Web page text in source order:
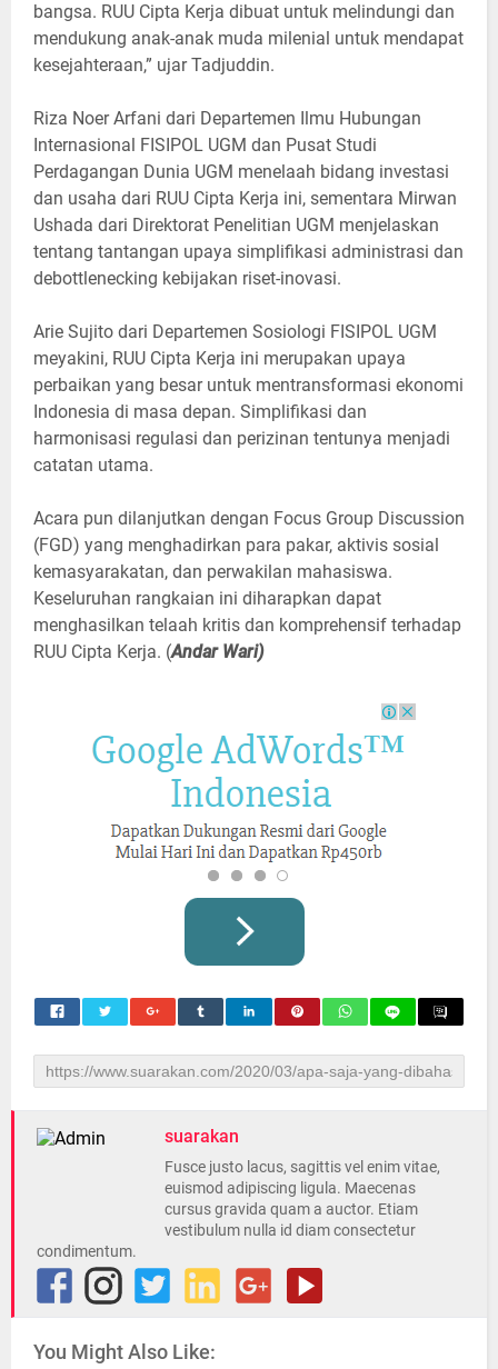
bangsa. RUU Cipta Kerja dibuat untuk melindungi dan
mendukung anak-anak muda milenial untuk mendapat
kesejahteraan,” ujar Tadjuddin.
Riza Noer Arfani dari Departemen Ilmu Hubungan
Internasional FISIPOL UGM dan Pusat Studi
Perdagangan Dunia UGM menelaah bidang investasi
dan usaha dari RUU Cipta Kerja ini, sementara Mirwan
Ushada dari Direktorat Penelitian UGM menjelaskan
tentang tantangan upaya simplifikasi administrasi dan
debottlenecking kebijakan riset-inovasi.
Arie Sujito dari Departemen Sosiologi FISIPOL UGM
meyakini, RUU Cipta Kerja ini merupakan upaya
perbaikan yang besar untuk mentransformasi ekonomi
Indonesia di masa depan. Simplifikasi dan
harmonisasi regulasi dan perizinan tentunya menjadi
catatan utama.
Acara pun dilanjutkan dengan Focus Group Discussion
(FGD) yang menghadirkan para pakar, aktivis sosial
kemasyarakatan, dan perwakilan mahasiswa.
Keseluruhan rangkaian ini diharapkan dapat
menghasilkan telaah kritis dan komprehensif terhadap
RUU Cipta Kerja. (Andar Wari)
suarakan
Fusce justo lacus, sagittis vel enim vitae,
euismod adipiscing ligula. Maecenas
cursus gravida quam a auctor. Etiam
vestibulum nulla id diam consectetur
condimentum.
You Might Also Like: